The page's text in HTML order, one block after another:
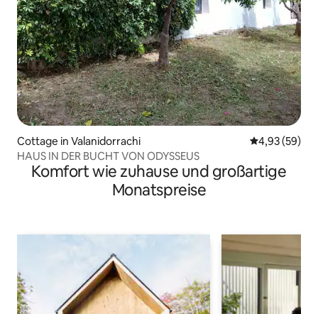
Cottage in Valanidorrachi
4,93 (59)
HAUS IN DER BUCHT VON ODYSSEUS
Komfort wie zuhause und großartige
Monatspreise